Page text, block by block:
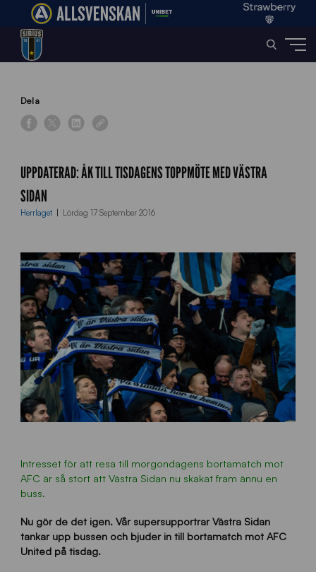
Home»
Dela
UPPDATERAD: ÅK TILL TISDAGENS TOPPMÖTE MED VÄSTRA
SIDAN
Herrlaget Lördag 17 September 2016
Intresset för att resa till morgondagens bortamatch mot
AFC är så stort att Västra Sidan nu skakat fram ännu en
buss.
Nu gör de det igen. Vår supersupportrar Västra Sidan
tankar upp bussen och bjuder in till bortamatch mot AFC
United på tisdag.